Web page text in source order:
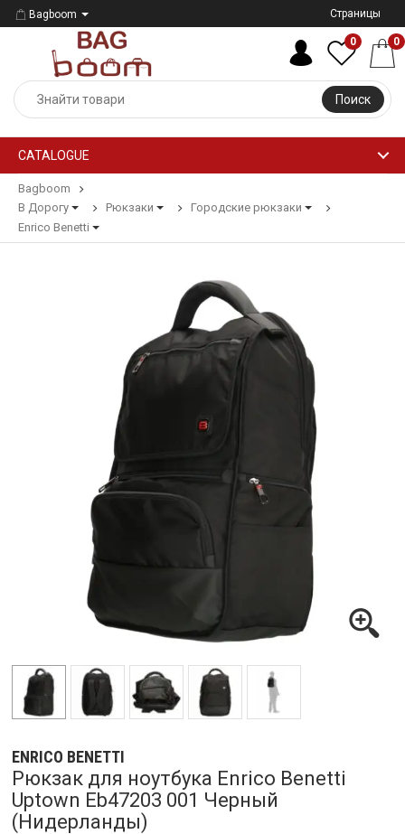
Bagboom Страницы
Поиск
0 0
CATALOGUE
Bagboom
В Дорогу
Рюкзаки
Городские рюкзаки
Enrico Benetti
ENRICO BENETTI
Рюкзак для ноутбука Enrico Benetti
Uptown Eb47203 001 Черный
(Нидерланды)